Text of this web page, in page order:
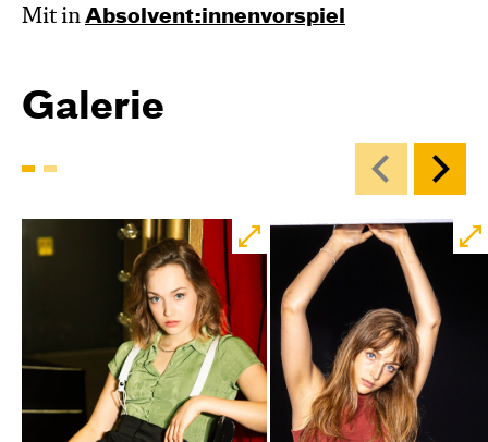
Mit in Absol­vent:innen­vor­spiel
Galerie